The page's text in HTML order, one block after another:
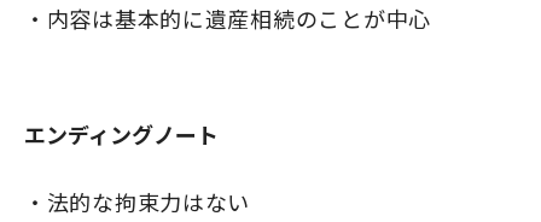
内容は基本的に遺産相続のことが中心
エンディングノート
法的な拘束力はない